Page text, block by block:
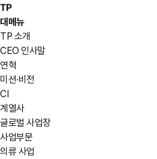
TP
대메뉴
TP 소개
CEO 인사말
연혁
미션·비전
CI
계열사
글로벌 사업장
사업부문
의류 사업